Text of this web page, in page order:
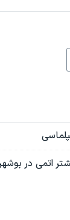
اتمی در